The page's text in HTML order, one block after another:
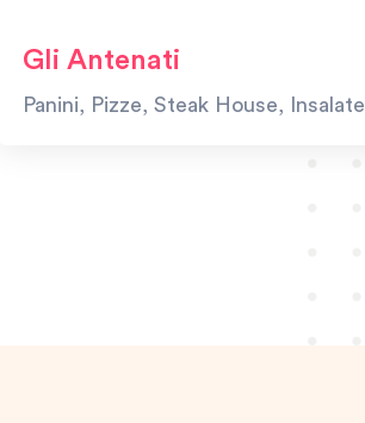
Gli Antenati
Panini, Pizze, Steak House, Insalate